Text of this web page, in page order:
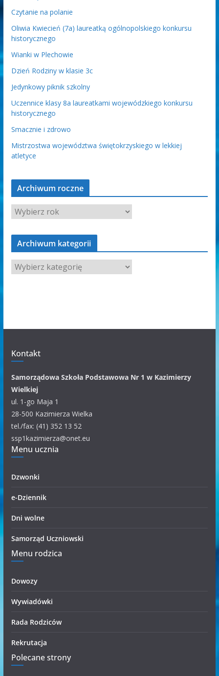
Czytanie na polanie
Oliwia Kwiecień (7a) laureatką ogólnopolskiego konkursu
historycznego
Wianki w Plechowie
Dzień Rodziny w klasie 3c
Jedynkowy piknik szkolny
Uczennice klasy 8a laureatkami wojewódzkiego konkursu
historycznego
Smacznie i zdrowo
Mistrzostwa województwa świętokrzyskiego w lekkiej
atletyce
Archiwum roczne
Archiwum kategorii
A
r
m
k
a
t
e
g
o
r
i
i
Kontakt
Samorządowa Szkoła Podstawowa Nr 1 w Kazimierzy
Wielkiej
ul. 1-go Maja 1
28-500 Kazimierza Wielka
tel./fax: (41) 352 13 52
ssp1kazimierza@onet.eu
Menu ucznia
Dzwonki
e-Dziennik
Dni wolne
Samorząd Uczniowski
Menu rodzica
Dowozy
Wywiadówki
Rada Rodziców
Rekrutacja
Polecane strony